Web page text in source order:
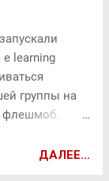
в
На
обучение
->
часть "пи...
learning
группы на
флешмоб.
-
ДАЛЕЕ...